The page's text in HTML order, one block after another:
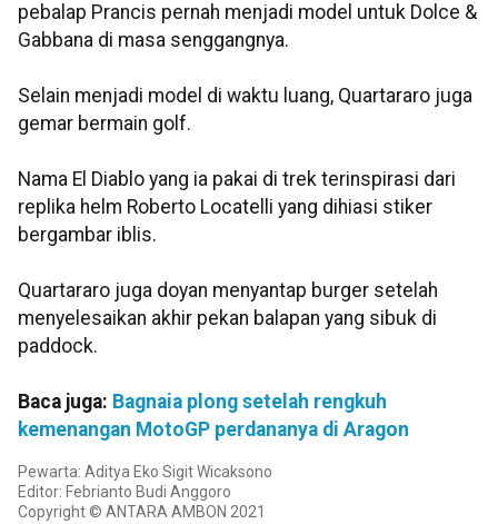
pebalap Prancis pernah menjadi model untuk Dolce &
Gabbana di masa senggangnya.
Selain menjadi model di waktu luang, Quartararo juga
gemar bermain golf.
Nama El Diablo yang ia pakai di trek terinspirasi dari
replika helm Roberto Locatelli yang dihiasi stiker
bergambar iblis.
Quartararo juga doyan menyantap burger setelah
menyelesaikan akhir pekan balapan yang sibuk di
paddock.
Baca juga: Bagnaia plong setelah rengkuh
kemenangan MotoGP perdananya di Aragon
Pewarta: Aditya Eko Sigit Wicaksono
Editor: Febrianto Budi Anggoro
Copyright © ANTARA AMBON 2021